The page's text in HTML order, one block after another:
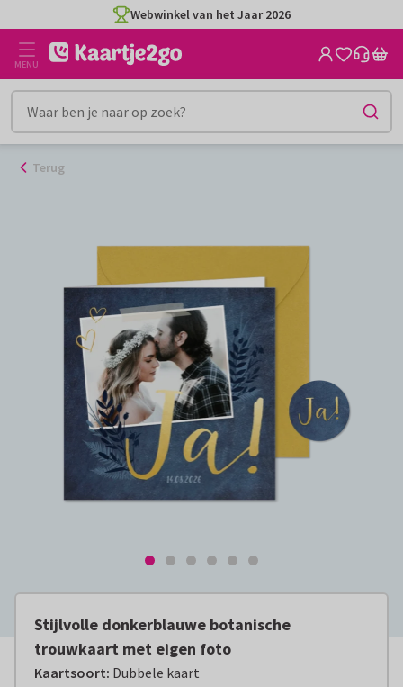
naar
inhoud
Webwinkel van het Jaar 2026
MENU
Terug
Stijlvolle donkerblauwe botanische
trouwkaart met eigen foto
Kaartsoort: Dubbele kaart